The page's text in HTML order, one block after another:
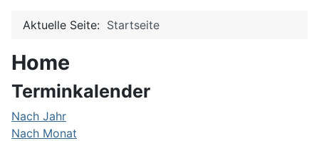
Aktuelle Seite: Startseite
Home
Terminkalender
Nach Jahr
Nach Monat